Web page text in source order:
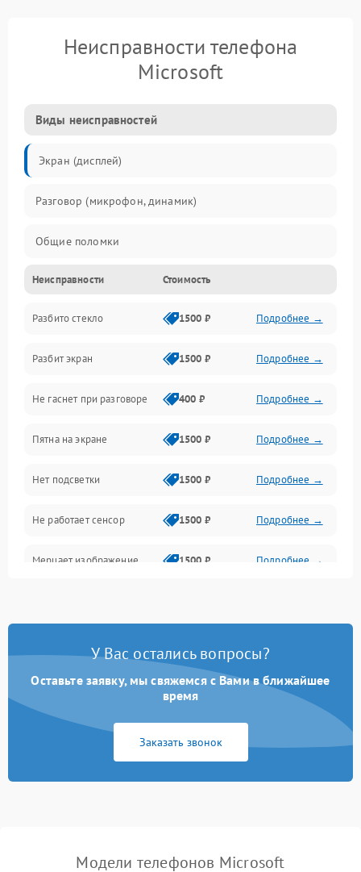
Неисправности телефона
Microsoft
Виды неисправностей
Экран (дисплей)
Разговор (микрофон, динамик)
Общие поломки
Проблемы связи
Камеры
Проблемы с дисплеем и сенсором
Зарядка
Проблемы с питанием, зарядкой и аккумулятором
Проблемы с работой системы, корпусом и другие
Неисправности Стоимость
Разбито стекло 1500 ₽ Подробнее →
Разбит экран 1500 ₽ Подробнее →
Не гаснет при разговоре 400 ₽ Подробнее →
Пятна на экране 1500 ₽ Подробнее →
Нет подсветки 1500 ₽ Подробнее →
Не работает сенсор 1500 ₽ Подробнее →
Мерцает изображение 1500 ₽ Подробнее →
У Вас остались вопросы?
Оставьте заявку, мы свяжемся с Вами в ближайшее
время
Заказать звонок
Модели телефонов Microsoft